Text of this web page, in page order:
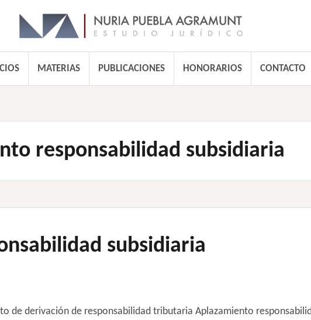
MATERIAS PUBLICACIONES HONORARIOS CONTACTO
responsabilidad subsidiaria
subsidiaria
de derivación de responsabilidad tributaria Aplazamiento